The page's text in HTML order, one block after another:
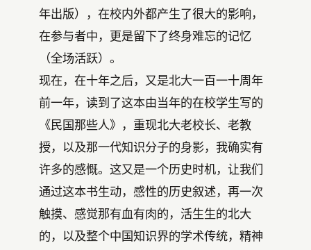
年出版），在校内外都产生了很大的影响，
在参与者中，更是留下了终身难忘的记忆
（全场活跃）。
现在，在十年之后，又是北大一百一十周年
前一年，读到了这本由当年的在校学生写的
《民国那些人》，重现北大老校长、老教
授，以及那一代知识分子的身影，我确实有
许多的感慨。这又是一个历史时机，让我们
通过这本书生动，感性的历史叙述，再一次
触摸、感觉那有血有肉的，活生生的北大
的，以及整个中国知识界的学术传统，精神